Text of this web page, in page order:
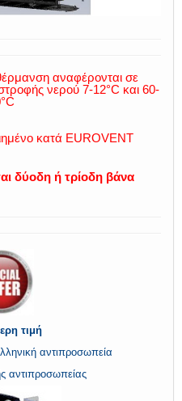
αναφέρονται σε
νερού 7-12°C και 60-
κατά EUROVENT
δύοδη ή τρίοδη βάνα
τιμή
αντιπροσωπεία
αντιπροσωπείας